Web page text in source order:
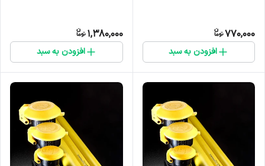
770,000
افزودن به سبد
1,380,000
افزودن به سبد